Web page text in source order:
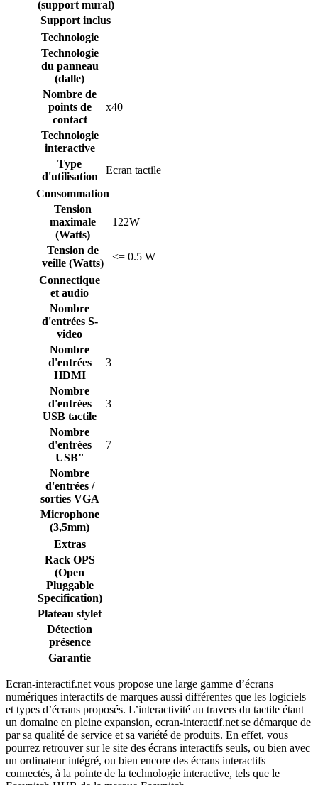
(support mural)
Support inclus
Technologie
Technologie
du panneau
(dalle)
Nombre de
points de
contact
x40
Technologie
interactive
Type
d'utilisation
Ecran tactile
Consommation
Tension
maximale
(Watts)
122W
Tension de
veille (Watts)
<= 0.5 W
Connectique
et audio
Nombre
d'entrées S-
video
Nombre
d'entrées
HDMI
3
Nombre
d'entrées
USB tactile
3
Nombre
d'entrées
USB"
7
Nombre
d'entrées /
sorties VGA
Microphone
(3,5mm)
Extras
Rack OPS
(Open
Pluggable
Specification)
Plateau stylet
Détection
présence
Garantie
Ecran-interactif.net vous propose une large gamme d’écrans
numériques interactifs de marques aussi différentes que les logiciels
et types d’écrans proposés. L’interactivité au travers du tactile étant
un domaine en pleine expansion, ecran-interactif.net se démarque de
par sa qualité de service et sa variété de produits. En effet, vous
pourrez retrouver sur le site des écrans interactifs seuls, ou bien avec
un ordinateur intégré, ou bien encore des écrans interactifs
connectés, à la pointe de la technologie interactive, tels que le